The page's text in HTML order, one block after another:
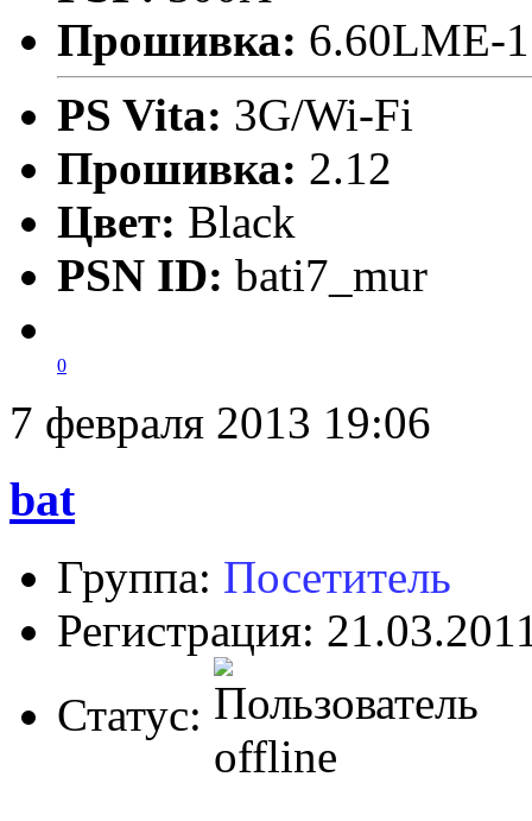
Прошивка: 6.60LME-
PS Vita: 3G/Wi-Fi
Прошивка: 2.12
Цвет: Black
PSN ID: bati7_mur
0
7 февраля 2013 19:06
bat
Группа: Посетитель
Регистрация:
Статус: